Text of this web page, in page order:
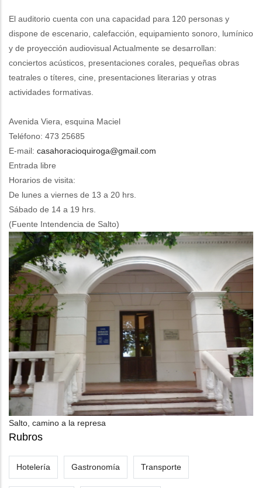
El auditorio cuenta con una capacidad para 120 personas y
dispone de escenario, calefacción, equipamiento sonoro, lumínico
y de proyección audiovisual Actualmente se desarrollan:
conciertos acústicos, presentaciones corales, pequeñas obras
teatrales o títeres, cine, presentaciones literarias y otras
actividades formativas.
Avenida Viera, esquina Maciel
Teléfono: 473 25685
E-mail: casahoracioquiroga@gmail.com
Entrada libre
Horarios de visita:
De lunes a viernes de 13 a 20 hrs.
Sábado de 14 a 19 hrs.
(Fuente Intendencia de Salto)
Salto, camino a la represa
Rubros
Hotelería Gastronomía Transporte